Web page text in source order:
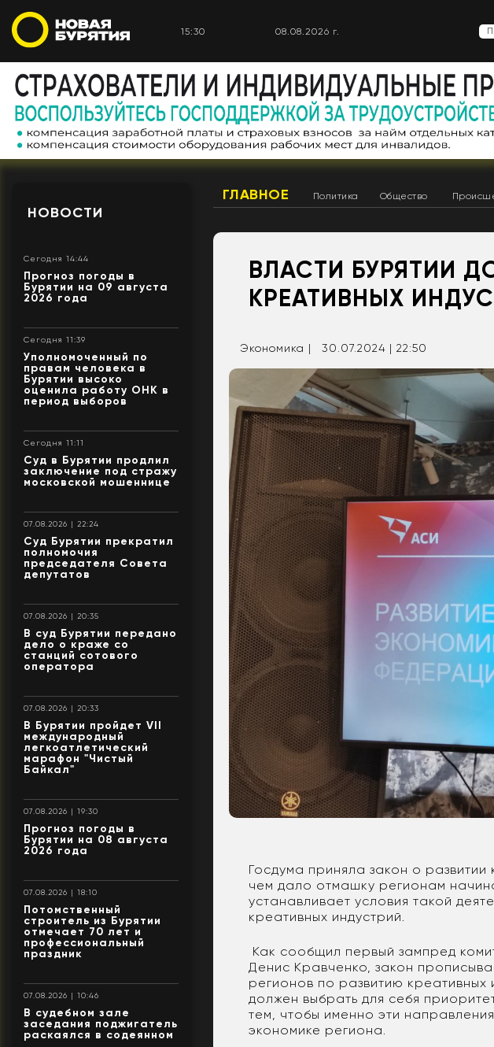
15:30 08.08.2026 г.
НОВОСТИ
Сегодня 14:44
Прогноз погоды в
Бурятии на 09 августа
2026 года
Сегодня 11:39
Уполномоченный по
правам человека в
Бурятии высоко
оценила работу ОНК в
период выборов
Сегодня 11:11
Суд в Бурятии продлил
заключение под стражу
московской мошеннице
07.08.2026 | 22:24
Суд Бурятии прекратил
полномочия
председателя Совета
депутатов
07.08.2026 | 20:35
В суд Бурятии передано
дело о краже со
станций сотового
оператора
07.08.2026 | 20:33
В Бурятии пройдет VII
международный
легкоатлетический
марафон "Чистый
Байкал"
07.08.2026 | 19:30
Прогноз погоды в
Бурятии на 08 августа
2026 года
07.08.2026 | 18:10
Потомственный
строитель из Бурятии
отмечает 70 лет и
профессиональный
праздник
07.08.2026 | 10:46
В судебном зале
заседания поджигатель
раскаялся в содеянном
ГЛАВНОЕ Политика Общество
ВЛАСТИ БУРЯТИИ
КРЕАТИВНЫХ
Экономика | 30.07.2024 | 22:50
Госдума приняла закон о развитии
чем дало отмашку регионам
устанавливает условия такой
креативных индустрий.
Как сообщил первый зампред
Денис Кравченко, закон
регионов по развитию
должен выбрать для себя
тем, чтобы именно эти
экономике региона.